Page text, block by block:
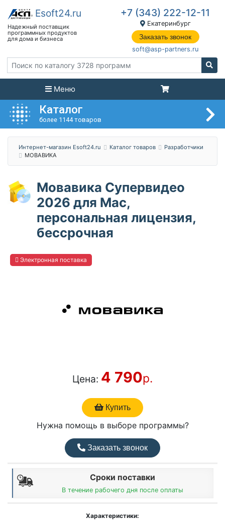
+7 (343) 222-12-11
Екатеринбург
Заказать звонок
soft@asp-partners.ru
Меню
Каталог
более 1144 товаров
Интернет-магазин Esoft24.ru Каталог товаров
Разработчики
МОВАВИКА
Мовавика Супервидео
2026 для Мас,
персональная лицензия,
бессрочная
Электронная поставка
Цена: 4 790р.
Купить
Нужна помощь в выборе программы?
Заказать звонок
Сроки поставки
В течение рабочего дня после оплаты
Характеристики: